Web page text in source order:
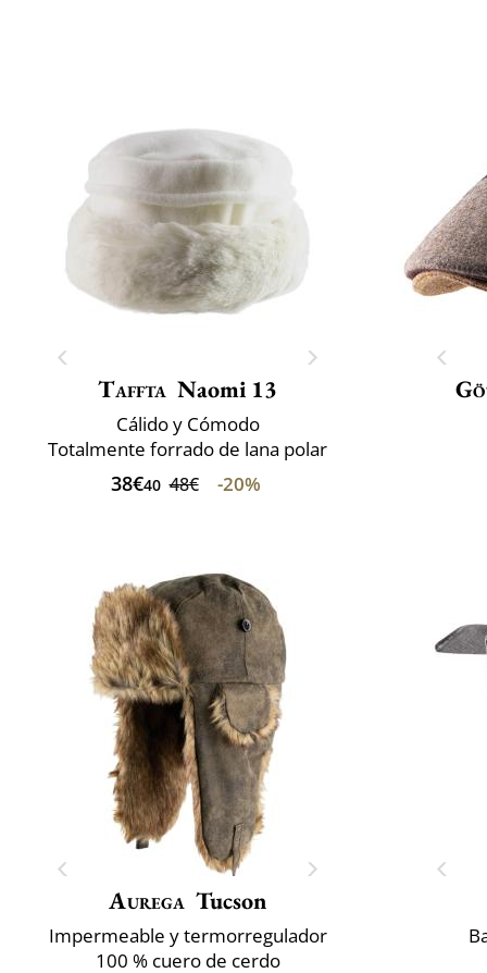
Taffta Naomi 13
Cálido y Cómodo
Totalmente forrado de lana polar
38€40 48€ -20%
Aurega Tucson
Impermeable y termorregulador
100 % cuero de cerdo